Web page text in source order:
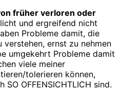
früher verloren oder
und ergreifend nicht
Probleme damit, die
verstehen, ernst zu nehmen
umgekehrt Probleme damit
viele meiner
tolerieren können,
OFFENSICHTLICH sind.